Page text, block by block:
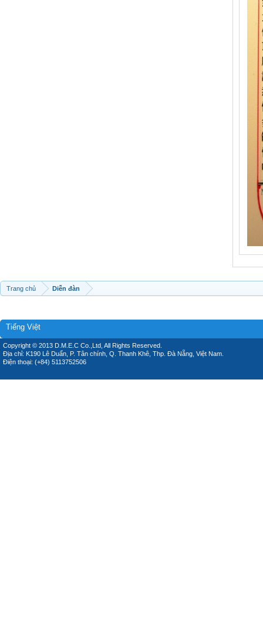
Trang chủ Diễn đàn
Tiếng Việt
Copyright © 2013 D.M.E.C Co.,Ltd, All Rights Reserved.
Địa chỉ: K190 Lê Duẩn, P. Tân chính, Q. Thanh Khê, Thp. Đà Nẵng, Việt Nam.
Điện thoại: (+84) 5113752506